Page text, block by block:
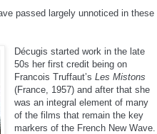
passed largely unnoticed in these
Décugis started work in the late
50s her first credit being on
Francois Truffaut’sLes Mistons
(France, 1957) and after that she
was an integral element of many
of the films that remain the key
markers of the French New Wave.